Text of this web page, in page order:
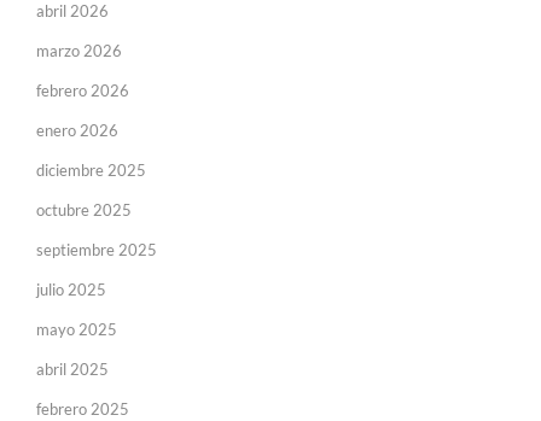
abril 2026
marzo 2026
febrero 2026
enero 2026
diciembre 2025
octubre 2025
septiembre 2025
julio 2025
mayo 2025
abril 2025
febrero 2025